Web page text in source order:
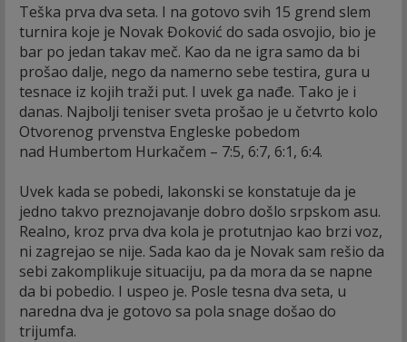
Teška prva dva seta. I na gotovo svih 15 grend slem
turnira koje je Novak Đoković do sada osvojio, bio je
bar po jedan takav meč. Kao da ne igra samo da bi
prošao dalje, nego da namerno sebe testira, gura u
tesnace iz kojih traži put. I uvek ga nađe. Tako je i
danas. Najbolji teniser sveta prošao je u četvrto kolo
Otvorenog prvenstva Engleske pobedom
nad Humbertom Hurkačem – 7:5, 6:7, 6:1, 6:4.
Uvek kada se pobedi, lakonski se konstatuje da je
jedno takvo preznojavanje dobro došlo srpskom asu.
Realno, kroz prva dva kola je protutnjao kao brzi voz,
ni zagrejao se nije. Sada kao da je Novak sam rešio da
sebi zakomplikuje situaciju, pa da mora da se napne
da bi pobedio. I uspeo je. Posle tesna dva seta, u
naredna dva je gotovo sa pola snage došao do
trijumfa.